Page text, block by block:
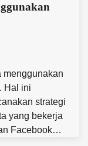
menggunakan
Hal ini
strategi
yang bekerja
Facebook…